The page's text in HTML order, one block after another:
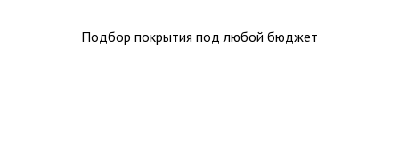
Подбор покрытия под любой бюджет